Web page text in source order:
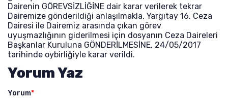
Dairenin GÖREVSİZLİĞİNE dair karar verilerek tekrar
Dairemize gönderildiği anlaşılmakla, Yargıtay 16. Ceza
Dairesi ile Dairemiz arasında çıkan görev
uyuşmazlığının giderilmesi için dosyanın Ceza Daireleri
Başkanlar Kuruluna GÖNDERİLMESİNE, 24/05/2017
tarihinde oybirliğiyle karar verildi.
Yorum Yaz
Yorum*